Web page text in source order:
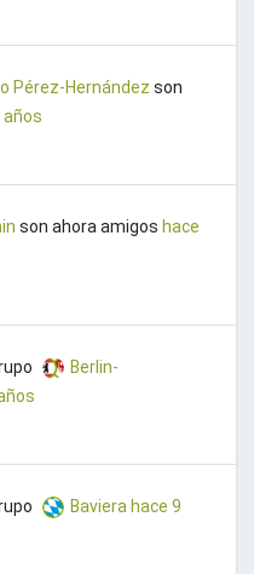
Pérez-Hernández son
años
son ahora amigos hace
Berlin-
Baviera hace 9